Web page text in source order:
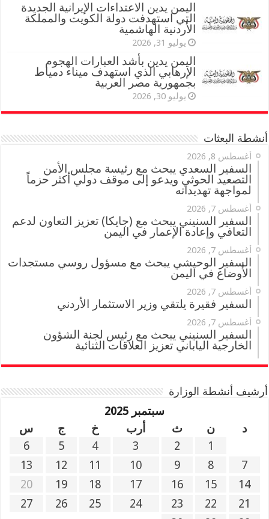
اليمن يدين الاعتداءات الإيرانية الجديدة
التي استهدفت دولة الكويت والمملكة
الأردنية الهاشمية
يوليو 31, 2026
اليمن يدين بأشد العبارات الهجوم
الإرهابي الذي استهدف ميناء دمياط
بجمهورية مصر العربية
يوليو 30, 2026
أنشطة البعثات
أغسطس 8, 2026
السفير السعدي يبحث مع رئيسة مجلس الأمن
التصعيد الحوثي ويدعو إلى موقف دولي أكثر حزماً
لمواجهة تهديداته
أغسطس 7, 2026
السفير السنيني يبحث مع (جايكا) تعزيز التعاون لدعم
التعافي وإعادة الإعمار في اليمن
أغسطس 7, 2026
السفير الوحيشي يبحث مع مسؤول روسي مستجدات
الأوضاع في اليمن
أغسطس 7, 2026
السفير فقيرة يلتقي وزير الاستثمار الأردني
أغسطس 7, 2026
السفير السنيني يبحث مع رئيس لجنة الشؤون
الخارجية الياباني تعزيز العلاقات الثنائية
أرشيف أنشطة الوزارة
سبتمبر 2025
د
ن ث أرب خ ج
س
1
2
3
4
5
6
7
8
9
10
11
12
13
14
15
16
17
18
19
20
21
22
23
24
25
26
27